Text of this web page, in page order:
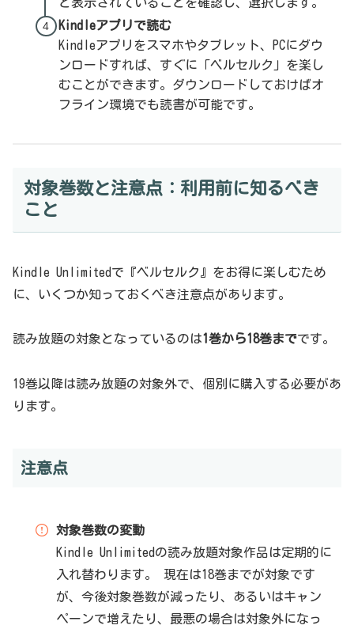
と表示されていることを確認し、選択します。
Kindleアプリで読む
Kindleアプリをスマホやタブレット、PCにダウ
ンロードすれば、すぐに「ベルセルク」を楽し
むことができます。ダウンロードしておけばオ
フライン環境でも読書が可能です。
対象巻数と注意点：利用前に知るべき
こと
Kindle Unlimitedで『ベルセルク』をお得に楽しむため
に、いくつか知っておくべき注意点があります。
読み放題の対象となっているのは1巻から18巻までです。
19巻以降は読み放題の対象外で、個別に購入する必要があ
ります。
注意点
対象巻数の変動
Kindle Unlimitedの読み放題対象作品は定期的に
入れ替わります。 現在は18巻までが対象です
が、今後対象巻数が減ったり、あるいはキャン
ペーンで増えたり、最悪の場合は対象外になっ